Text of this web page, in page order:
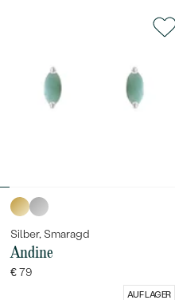
Silber, Smaragd
Andine
€ 79
AUF LAGER